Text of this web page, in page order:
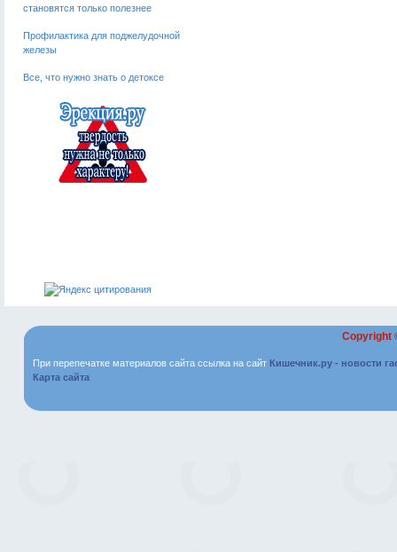
становятся только полезнее
Профилактика для поджелудочной
железы
Все, что нужно знать о детоксе
Copyright
При перепечатке материалов сайта ссылка на сайт Кишечник.ру - новости
Карта сайта